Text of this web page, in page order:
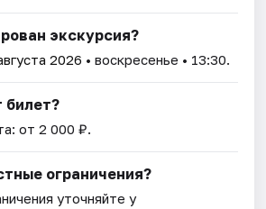
экскурсия?
2026 • воскресенье • 13:30.
билет?
от 2 000 ₽.
ограничения?
уточняйте у